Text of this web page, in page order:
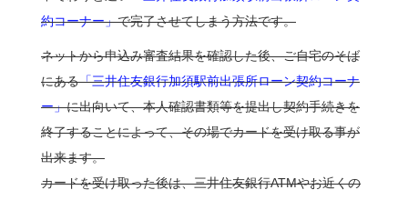
約コーナー」で完了させてしまう方法です。
ネットから申込み審査結果を確認した後、ご自宅のそば
にある「三井住友銀行加須駅前出張所ローン契約コーナ
ー」に出向いて、本人確認書類等を提出し契約手続きを
終了することによって、その場でカードを受け取る事が
出来ます。
カードを受け取った後は、三井住友銀行ATMやお近くの